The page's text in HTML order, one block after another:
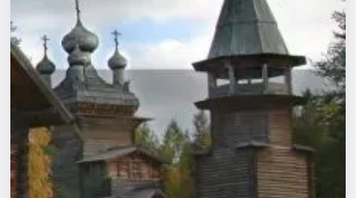
Площадки
Артисты
Рейтинги